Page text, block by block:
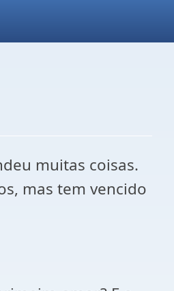
muitas coisas.
mas tem vencido